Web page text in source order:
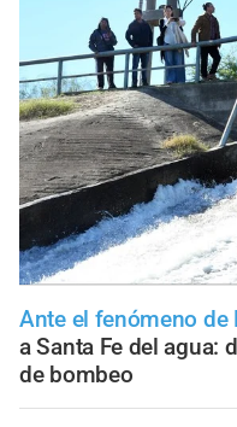
Ante el fenómeno de
a Santa Fe del agua:
de bombeo